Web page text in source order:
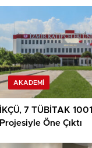
AKADEMI
İKÇÜ, 7 TÜBİTAK 1001
Projesiyle Öne Çıktı